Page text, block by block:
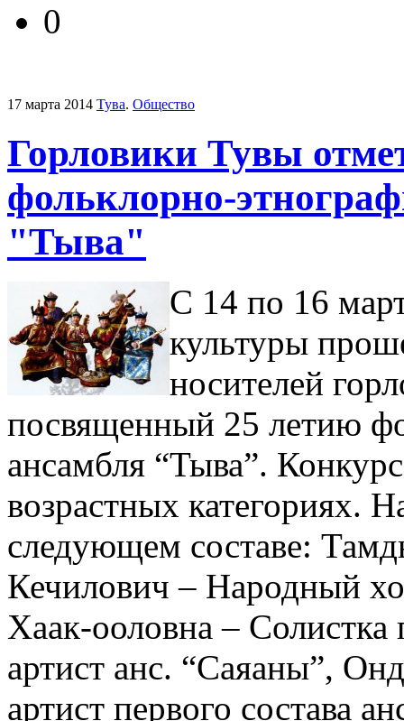
0
17 марта 2014 Тува. Общество
Горловики Тувы
фольклорно-
"Тыва"
С 14 по 16
культуры
носителей
посвященный 25 летию
ансамбля “Тыва”.
возрастных категориях.
следующем составе:
Кечилович – Народный
Хаак-ооловна – Солистка
артист анс. “Саяаны”,
артист первого состава